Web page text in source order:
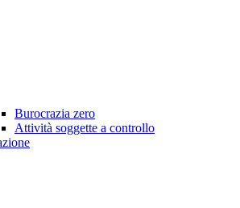
Burocrazia zero
Attività soggette a controllo